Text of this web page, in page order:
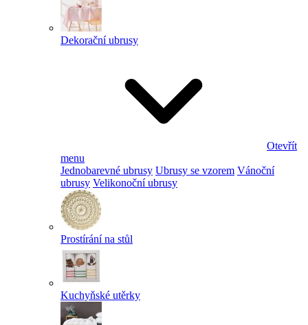
Dekorační ubrusy
Otevřít
menu
Jednobarevné ubrusy Ubrusy se vzorem Vánoční
ubrusy Velikonoční ubrusy
Prostírání na stůl
Kuchyňské utěrky